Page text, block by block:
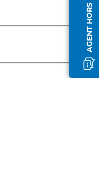
AGENT HORS LIGNE